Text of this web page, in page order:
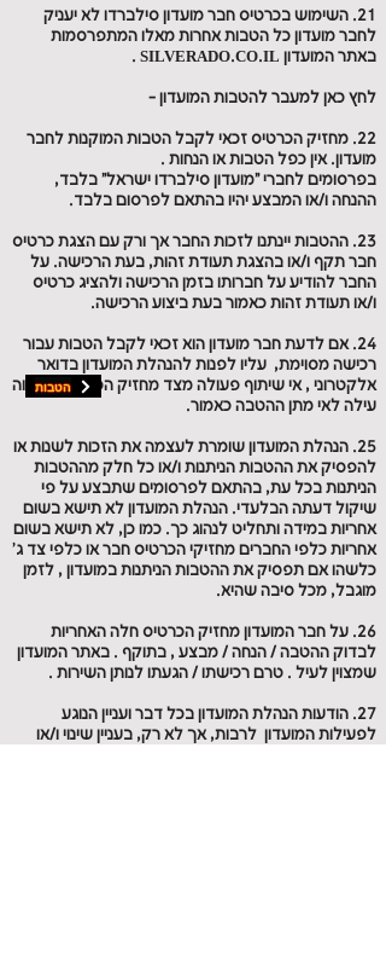
21. השימוש בכרטיס חבר מועדון סילברדו לא יעניק
לחבר מועדון כל הטבות אחרות מאלו המתפרסמות
באתר המועדון SILVERADO.CO.IL .
לחץ כאן למעבר להטבות המועדון -
22. מחזיק הכרטיס זכאי לקבל הטבות המוקנות לחבר
מועדון. אין כפל הטבות או הנחות .
בפרסומים לחברי "מועדון סילברדו ישראל" בלבד,
ההנחה ו/או המבצע יהיו בהתאם לפרסום בלבד.
23. ההטבות יינתנו לזכות החבר אך ורק עם הצגת כרטיס
חבר תקף ו/או בהצגת תעודת זהות, בעת הרכישה. על
החבר להודיע על חברותו בזמן הרכישה ולהציג כרטיס
ו/או תעודת זהות כאמור בעת ביצוע הרכישה.
24. אם לדעת חבר מועדון הוא זכאי לקבל הטבות עבור
רכישה מסוימת, עליו לפנות להנהלת המועדון בדואר
אלקטרוני , אי שיתוף פעולה מצד מחזיק הכרטיס , תהווה
עילה לאי מתן ההטבה כאמור.
25. הנהלת המועדון שומרת לעצמה את הזכות לשנות או
להפסיק את ההטבות הניתנות ו/או כל חלק מההטבות
הניתנות בכל עת, בהתאם לפרסומים שתבצע על פי
שיקול דעתה הבלעדי. הנהלת המועדון לא תישא בשום
אחריות במידה ותחליט לנהוג כך. כמו כן, לא תישא בשום
אחריות כלפי החברים מחזיקי הכרטיס חבר או כלפי צד ג'
כלשהו אם תפסיק את ההטבות הניתנות במועדון , לזמן
מוגבל, מכל סיבה שהיא.
26. על חבר המועדון מחזיק הכרטיס חלה האחריות
לבדוק ההטבה / הנחה / מבצע , בתוקף . באתר המועדון
שמצוין לעיל . טרם רכישתו / הגעתו לנותן השירות .
27. הודעות הנהלת המועדון בכל דבר ועניין הנוגע
לפעילות המועדון לרבות, אך לא רק, בעניין שינוי ו/או
הטבות